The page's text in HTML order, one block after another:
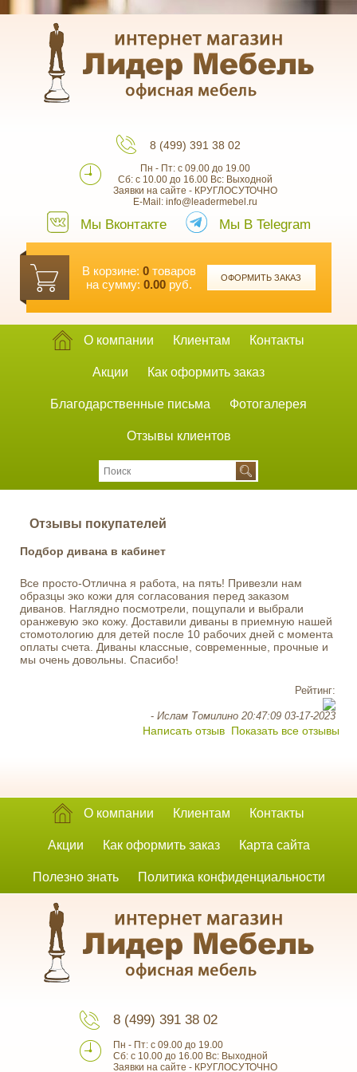
8 (499) 391 38 02
Пн - Пт: с 09.00 до 19.00
Сб: с 10.00 до 16.00 Вс: Выходной
Заявки на сайте - КРУГЛОСУТОЧНО
E-Mail: info@leadermebel.ru
Мы Вконтакте Мы В Telegram
В корзине: 0товаров
на сумму: 0.00 руб. ОФОРМИТЬ ЗАКАЗ
О компании Клиентам Контакты
Акции Как оформить заказ
Благодарственные письма Фотогалерея
Отзывы клиентов
Отзывы покупателей
Подбор дивана в кабинет
Все просто-Отлична я работа, на пять! Привезли нам
образцы эко кожи для согласования перед заказом
диванов. Наглядно посмотрели, пощупали и выбрали
оранжевую эко кожу. Доставили диваны в приемную нашей
стомотологию для детей после 10 рабочих дней с момента
оплаты счета. Диваны классные, современные, прочные и
мы очень довольны. Спасибо!
Рейтинг:
- Ислам Томилино 20:47:09 03-17-2023
Написать отзыв Показать все отзывы
О компании Клиентам Контакты
Акции Как оформить заказ Карта сайта
Полезно знать Политика конфиденциальности
8 (499) 391 38 02
Пн - Пт: с 09.00 до 19.00
Сб: с 10.00 до 16.00 Вс: Выходной
Заявки на сайте - КРУГЛОСУТОЧНО